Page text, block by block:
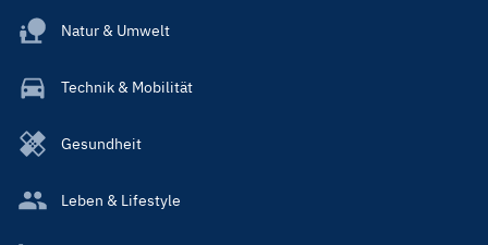
Natur & Umwelt
Technik & Mobilität
Gesundheit
Leben & Lifestyle